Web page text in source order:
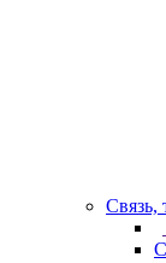
Связь,